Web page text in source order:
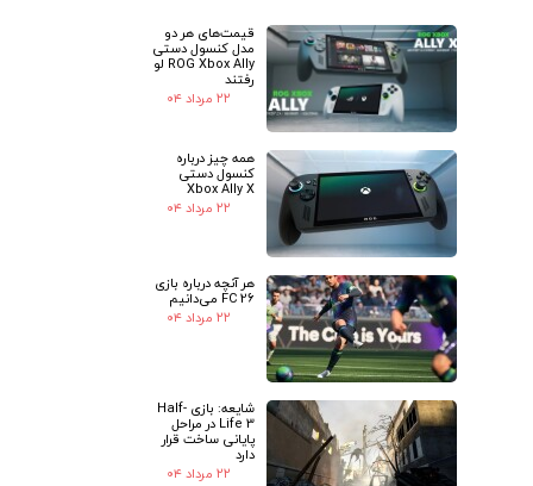
قیمت‌های هر دو
مدل کنسول دستی
ROG Xbox Ally لو
رفتند
۲۲ مرداد ۰۴
همه چیز درباره
کنسول دستی
Xbox Ally X
۲۲ مرداد ۰۴
هر آنچه درباره بازی
FC 26 می‌دانیم
۲۲ مرداد ۰۴
شایعه: بازی Half-
Life 3 در مراحل
پایانی ساخت قرار
دارد
۲۲ مرداد ۰۴